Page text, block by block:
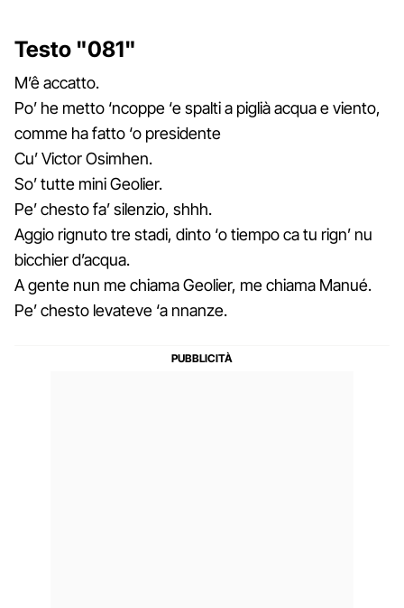
Testo "081"
M’ê accatto.
Po’ he metto ‘ncoppe ‘e spalti a piglià acqua e viento,
comme ha fatto ‘o presidente
Cu’ Victor Osimhen.
So’ tutte mini Geolier.
Pe’ chesto fa’ silenzio, shhh.
Aggio rignuto tre stadi, dinto ‘o tiempo ca tu rign’ nu
bicchier d’acqua.
A gente nun me chiama Geolier, me chiama Manué.
Pe’ chesto levateve ‘a nnanze.